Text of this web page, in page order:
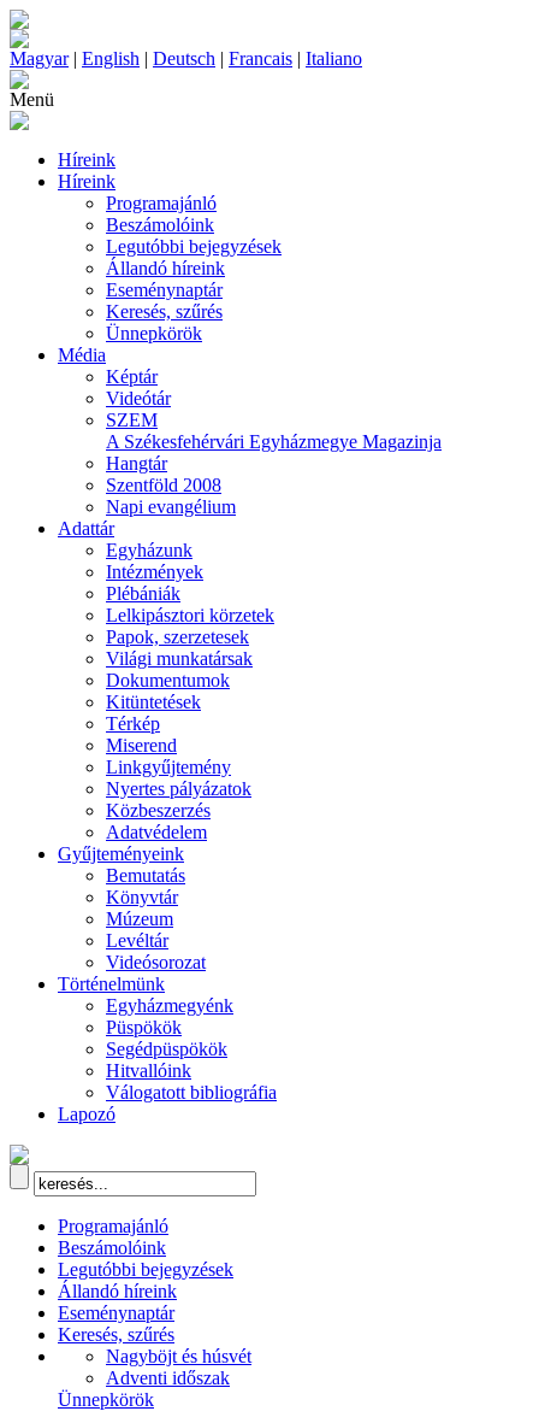
Magyar| English | Deutsch | Francais | Italiano
Menü
Híreink
Híreink
Programajánló
Beszámolóink
Legutóbbi bejegyzések
Állandó híreink
Eseménynaptár
Keresés, szűrés
Ünnepkörök
Média
Képtár
Videótár
SZEM
A Székesfehérvári Egyházmegye Magazinja
Hangtár
Szentföld 2008
Napi evangélium
Adattár
Egyházunk
Intézmények
Plébániák
Lelkipásztori körzetek
Papok, szerzetesek
Világi munkatársak
Dokumentumok
Kitüntetések
Térkép
Miserend
Linkgyűjtemény
Nyertes pályázatok
Közbeszerzés
Adatvédelem
Gyűjteményeink
Bemutatás
Könyvtár
Múzeum
Levéltár
Videósorozat
Történelmünk
Egyházmegyénk
Püspökök
Segédpüspökök
Hitvallóink
Válogatott bibliográfia
Lapozó
Programajánló
Beszámolóink
Legutóbbi bejegyzések
Állandó híreink
Eseménynaptár
Keresés, szűrés
Nagyböjt és húsvét
Adventi időszak
Ünnepkörök